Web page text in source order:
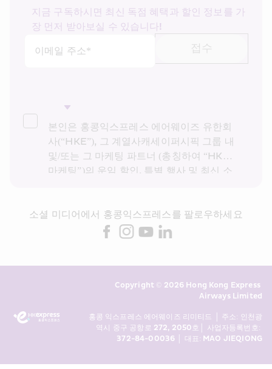
지금 구독하시면 최신 독점 혜택과 할인 정보를 가
장 먼저 받아보실 수 있습니다!
이메일 주소*
접수
본인은 홍콩익스프레스 에어웨이즈 유한회
사(“HKE”), 그 계열사캐세이퍼시픽 그룹 내
및/또는 그 마케팅 파트너 (총칭하여 “HKE
마케팅”)의 운임 할인, 특별 행사 및 최신 소
케팅이 다이렉트 마케팅을 위해 상기 개인정
보 및 과거 거래 기록을 사용하는 것에 동의
의 개인정보 처리방침을 참조하시기 바랍니
소셜 미디어에서 홍콩익스프레스를 팔로우하세요
Copyright © 2026 Hong Kong Express
Airways Limited
홍콩 익스프레스 에어웨이즈 리미티드 │ 주소: 인천광
역시 중구 공항로 272, 2050호│ 사업자등록번호:
372-84-00036 │ 대표: MAO JIEQIONG